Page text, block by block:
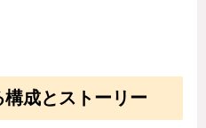
成とストーリー